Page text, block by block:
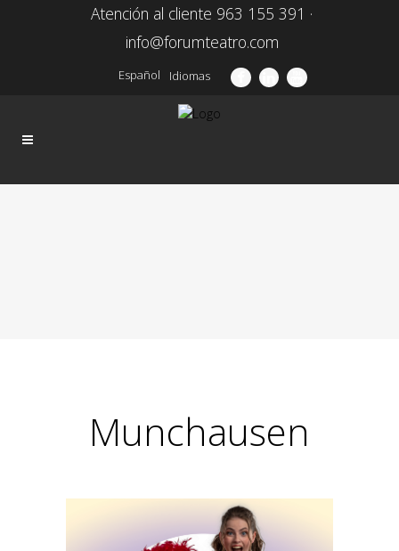
Atención al cliente 963 155 391 ·
info@forumteatro.com
Idiomas
Español
Munchausen